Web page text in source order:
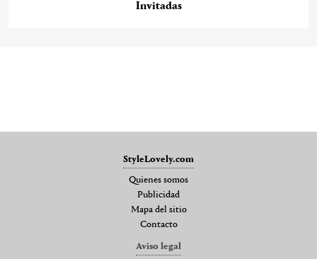
Invitadas
StyleLovely.com
Quienes somos
Publicidad
Mapa del sitio
Contacto
Aviso legal